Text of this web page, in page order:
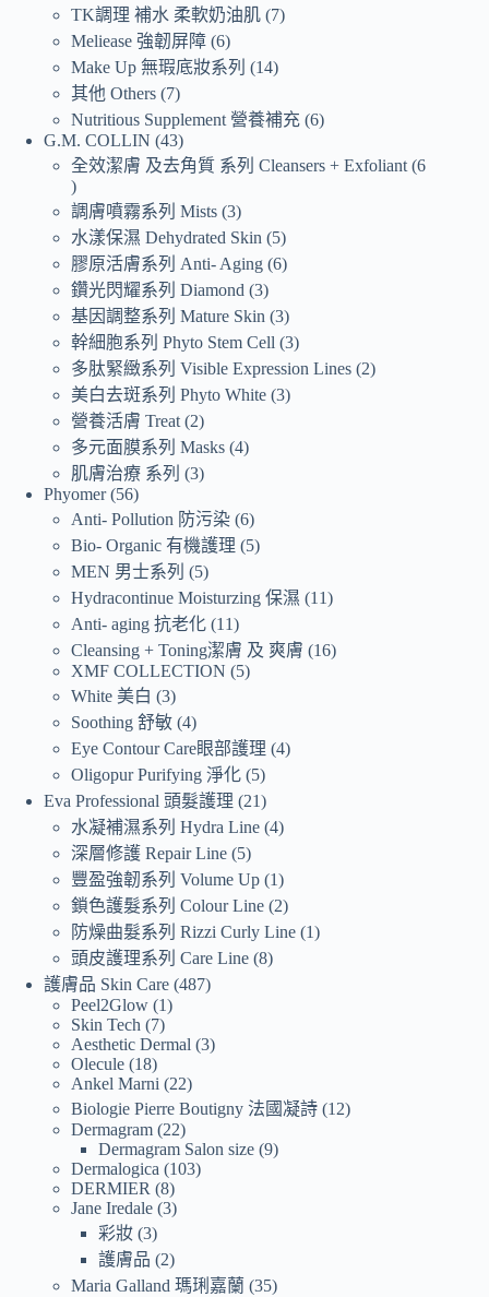
TK調理 補水 柔軟奶油肌 7
Meliease 強韌屏障 6
Make Up 無瑕底妝系列
14
其他 Others 7
Nutritious Supplement 營養補充 6
G.M. COLLIN 43
全效潔膚 及去角質 系列 Cleansers + Exfoliant 6
調膚噴霧系列 Mists 3
水漾保濕 Dehydrated Skin 5
膠原活膚系列 Anti- Aging 6
鑽光閃耀系列 Diamond 3
基因調整系列 Mature Skin 3
幹細胞系列 Phyto Stem Cell 3
多肽緊緻系列 Visible Expression Lines 2
美白去斑系列 Phyto White 3
營養活膚 Treat 2
多元面膜系列 Masks 4
肌膚治療 系列
3
Phyomer 56
Anti- Pollution 防污染 6
Bio- Organic 有機護理
5
MEN 男士系列
5
Hydracontinue Moisturzing 保濕
11
Anti- aging 抗老化 11
Cleansing + Toning潔膚 及 爽膚
16
XMF COLLECTION
5
White 美白
3
Soothing 舒敏 4
Eye Contour Care眼部護理 4
Oligopur Purifying 淨化 5
Eva Professional 頭髮護理 21
水凝補濕系列 Hydra Line 4
深層修護 Repair Line 5
豐盈強韌系列 Volume Up 1
鎖色護髮系列 Colour Line 2
防燥曲髮系列 Rizzi Curly Line 1
頭皮護理系列 Care Line 8
護膚品 Skin Care 487
Peel2Glow 1
Skin Tech 7
Aesthetic Dermal 3
Olecule 18
Ankel Marni 22
Biologie Pierre Boutigny 法國凝詩 12
Dermagram 22
Dermagram Salon size 9
Dermalogica 103
DERMIER 8
Jane Iredale 3
彩妝 3
護膚品 2
Maria Galland 瑪琍嘉蘭
35